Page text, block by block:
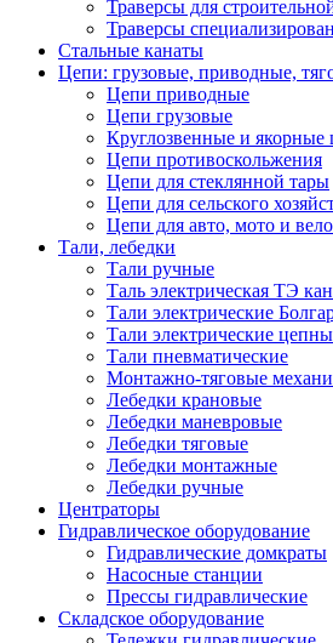
Траверсы для
Траверсы
Стальные канаты
Цепи: грузовые, приводные,
Цепи приводные
Цепи грузовые
Круглозвенные и якорные
Цепи противоскольжения
Цепи для стеклянной тары
Цепи для сельского
Цепи для авто, мото и
Тали, лебедки
Тали ручные
Таль электрическая ТЭ
Тали электрические
Тали электрические
Тали пневматические
Монтажно-тяговые
Лебедки крановые
Лебедки маневровые
Лебедки тяговые
Лебедки монтажные
Лебедки ручные
Центраторы
Гидравлическое оборудование
Гидравлические домкраты
Насосные станции
Прессы гидравлические
Складское оборудование